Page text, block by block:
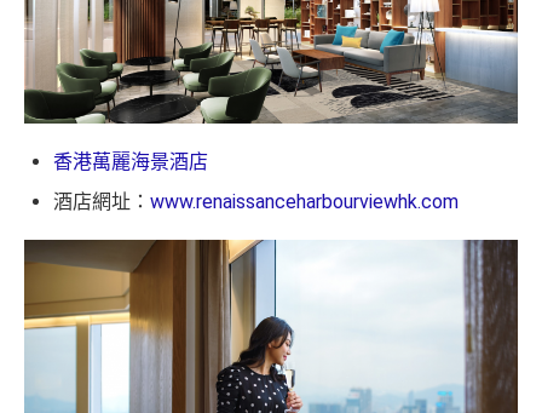
香港萬麗海景酒店
酒店網址： www.renaissanceharbourviewhk.com